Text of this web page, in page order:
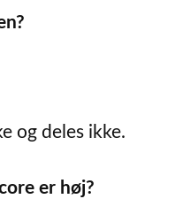
og deles ikke.
er høj?